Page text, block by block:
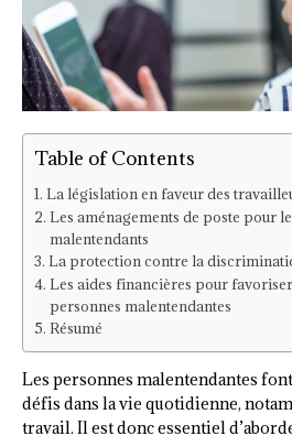
Table of Contents
La législation en faveur des
Les aménagements de poste pour
malentendants
La protection contre la
Les aides financières pour
personnes malentendantes
Résumé
Les personnes malentendantes
défis dans la vie quotidienne,
travail. Il est donc essentiel